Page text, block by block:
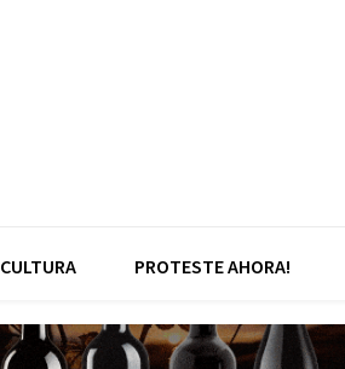
CULTURA PROTESTE AHORA!